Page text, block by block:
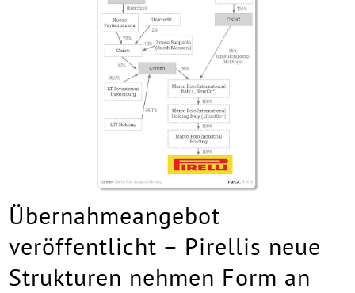
Übernahmeangebot
veröffentlicht – Pirellis neue
Strukturen nehmen Form an